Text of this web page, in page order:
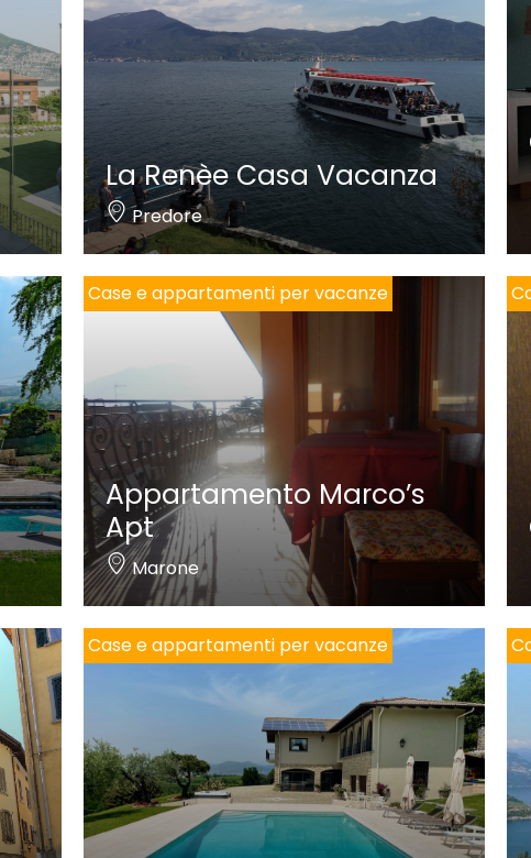
La Renèe Casa Vacanza
Predore
Case e appartamenti per vacanze
Appartamento Marco’s
Apt
Marone
Case e appartamenti per vacanze